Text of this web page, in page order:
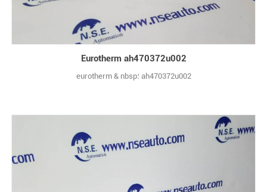
Eurotherm ah470372u002
eurotherm & nbsp؛ ah470372u002